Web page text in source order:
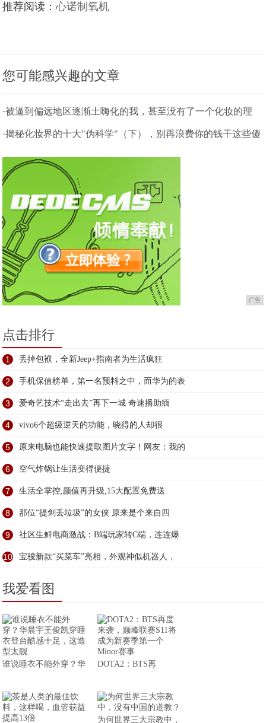
推荐阅读：心诺制氧机
您可能感兴趣的文章
·被逼到偏远地区逐渐土嗨化的我，甚至没有了一个化妆的理
由
·揭秘化妆界的十大"伪科学"（下），别再浪费你的钱干这些傻
事
广告
点击排行
1 丢掉包袱，全新Jeep+指南者为生活疯狂
2 手机保值榜单，第一名预料之中，而华为的表
3 爱奇艺技术“走出去”再下一城 奇速播助缅
4 vivo6个超级逆天的功能，晓得的人却很
5 原来电脑也能快速提取图片文字！网友：我的
6 空气炸锅让生活变得便捷
7 生活全掌控,颜值再升级,15大配置免费送
8 那位“提剑丢垃圾”的女侠 原来是个来自四
9 社区生鲜电商激战：B端玩家转C端，连连爆
10 宝骏新款“买菜车”亮相，外观神似机器人，
我爱看图
谁说睡衣不能外穿？华 DOTA2：BTS再
为何世界三大宗教中，